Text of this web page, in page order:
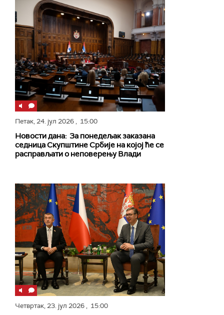
Петак,24. јул 2026, 15:00
Новости дана: За понедељак заказана
седница Скупштине Србије на којој ће се
расправљати о неповерењу Влади
Четвртак,23. јул 2026, 15:00